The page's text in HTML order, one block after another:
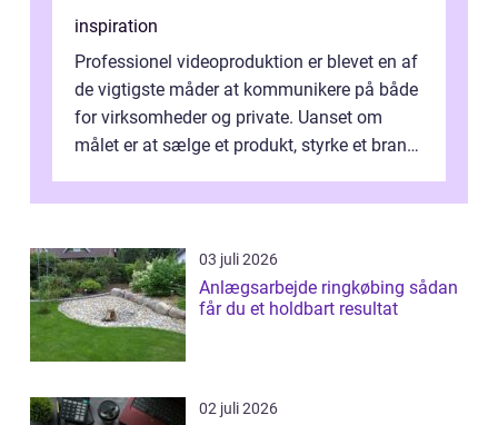
inspiration
Professionel videoproduktion er blevet en af
de vigtigste måder at kommunikere på både
for virksomheder og private. Uanset om
målet er at sælge et produkt, styrke et brand,
03 juli 2026
Anlægsarbejde ringkøbing sådan
får du et holdbart resultat
02 juli 2026